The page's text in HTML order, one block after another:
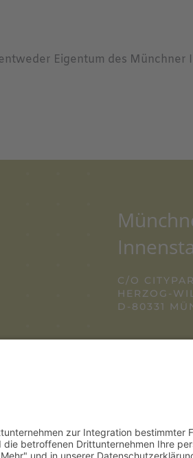
Eigentum des
C/O
HERZOG-
D-80331